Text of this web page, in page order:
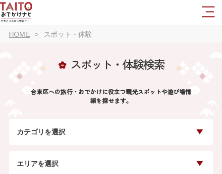
HOME スポット・体験
スポット・体験検索
台東区への旅行・おでかけに役立つ観光スポットや遊び場情
報を探せます。
カテゴリを選択
エリアを選択